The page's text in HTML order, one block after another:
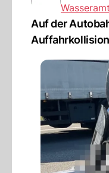
Wasseramt
Auf der